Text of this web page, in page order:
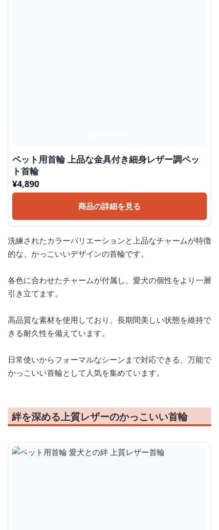
ペット用首輪 上品な金具付き細身レザー調ペッ
ト首輪
¥4,890
商品の詳細を見る
洗練されたカラーバリエーションと上品なチャームが特徴
的な、かっこいいデザインの首輪です。
各色に合わせたチャームが付属し、愛犬の個性をより一層
引き立てます。
高品質な素材を使用しており、長期間美しい状態を維持で
きる耐久性を備えています。
日常使いからフォーマルなシーンまで対応できる、万能で
かっこいい首輪として人気を集めています。
絆を深める上質レザーのかっこいい首輪